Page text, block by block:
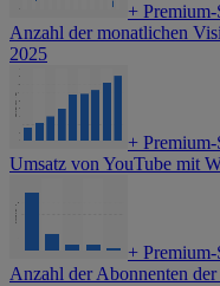
+
Anzahl der monatlichen
2025
+
Umsatz von YouTube mit
+
Anzahl der Abonnenten